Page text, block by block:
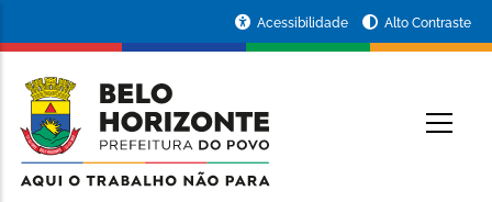
conteúdo
principal
da
Prefeitura
de
Acessibilidade Alto Contraste